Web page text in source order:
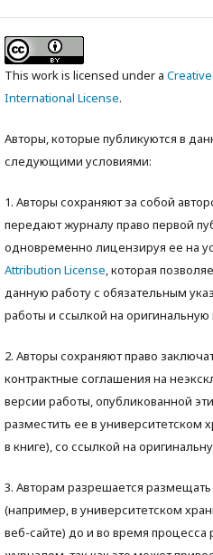
This work is licensed under a
International License.
Авторы, которые публикуются в
следующими условиями:
1. Авторы сохраняют за собой
передают журналу право первой
одновременно лицензируя ее на
Attribution License, которая
данную работу с обязательным
работы и ссылкой на
2. Авторы сохраняют право
контрактные соглашения на
версии работы, опубликованной
разместить ее в университетском
в книге), со ссылкой на
3. Авторам разрешается
(например, в университетском
веб-сайте) до и во время